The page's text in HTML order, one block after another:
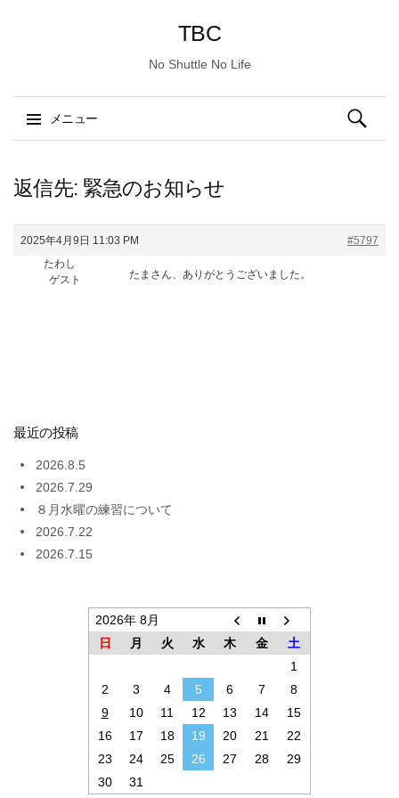
TBC
No Shuttle No Life
メニュー
ン
ン
ツ
検
索:
返信先: 緊急のお知らせ
2025年4月9日 11:03 PM
#5797
たわし
ゲスト
たまさん、ありがとうございました。
最近の投稿
2026.8.5
2026.7.29
８月水曜の練習について
2026.7.22
2026.7.15
2026年 8月
日
月 火 水 木 金
土
1
2
3 4 5 6 7
8
9
10 11 12 13 14
15
16
17 18 19 20 21
22
23
24 25 26 27 28
29
30
31